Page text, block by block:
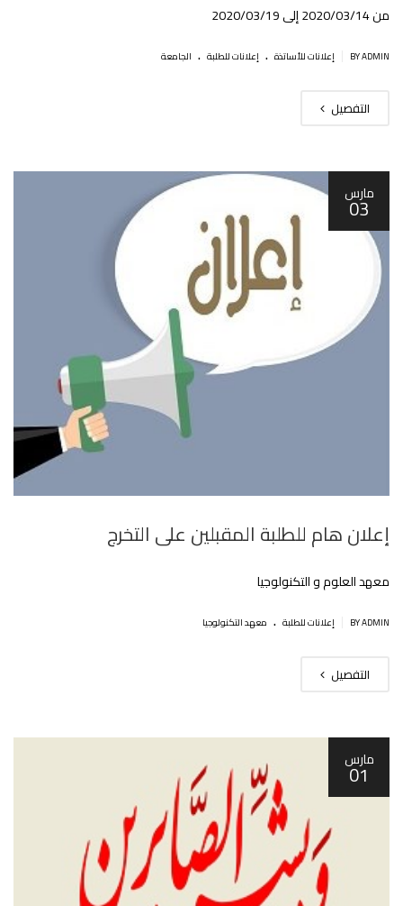
من 2020/03/14 إلى 2020/03/19
BY ADMIN إعلانات للأساتذة . إعلانات للطلبة . الجامعة
التفصيل
مارس
03
إعلان هام للطلبة المقبلين على التخرج
معهد العلوم و التكنولوجيا
BY ADMIN إعلانات للطلبة . معهد التكنولوجيا
التفصيل
مارس
01